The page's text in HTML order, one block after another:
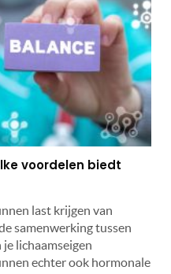
voordelen biedt
last krijgen van
samenwerking tussen
lichaamseigen
echter ook hormonale